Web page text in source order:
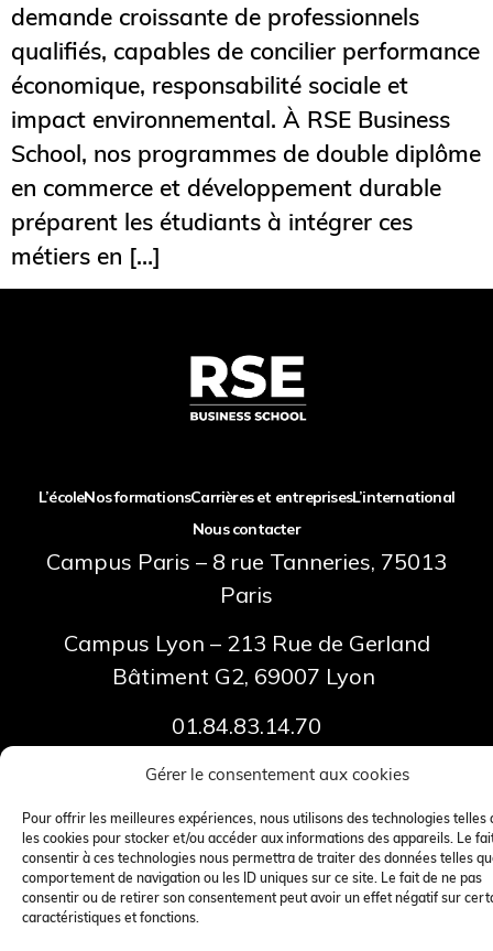
Gérer le consentement aux cookies
Pour offrir les meilleures expériences, nous utilisons des technologies telles
les cookies pour stocker et/ou accéder aux informations des appareils. Le
consentir à ces technologies nous permettra de traiter des données telles
comportement de navigation ou les ID uniques sur ce site. Le fait de ne pas
consentir ou de retirer son consentement peut avoir un effet négatif sur
caractéristiques et fonctions.
demande croissante de professionnels
qualifiés, capables de concilier performance
économique, responsabilité sociale et
impact environnemental. À RSE Business
School, nos programmes de double diplôme
en commerce et développement durable
préparent les étudiants à intégrer ces
métiers en […]
L’écoleNos formationsCarrières et entreprisesL’international
Nous contacter
Campus Paris – 8 rue Tanneries, 75013
Paris
Campus Lyon – 213 Rue de Gerland
Bâtiment G2, 69007 Lyon
01.84.83.14.70
© 2026 RSE Business School – Tous droits réservés
Mentions légales| Politique de confidentialité Politique de cookies